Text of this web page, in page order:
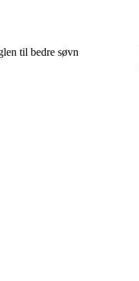
til bedre søvn